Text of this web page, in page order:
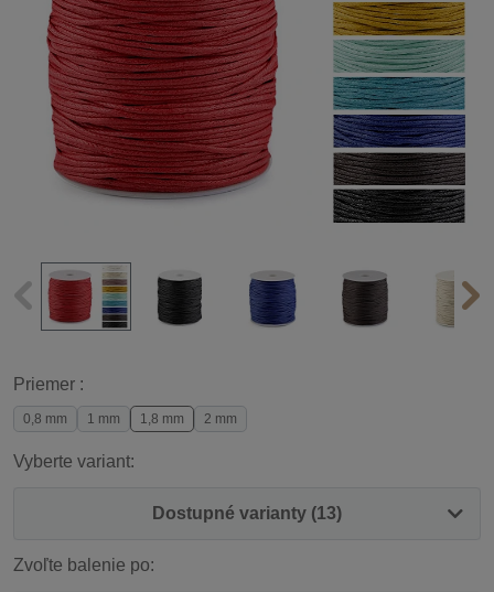
Priemer :
0,8 mm 1 mm 1,8 mm 2 mm
Vyberte variant:
Dostupné varianty (13)
Zvoľte balenie po: